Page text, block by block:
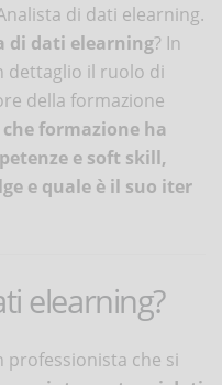
di dati elearning.
di dati elearning? In
dettaglio il ruolo di
della formazione
formazione ha
e soft skill,
e quale è il suo iter
elearning?
professionista che si